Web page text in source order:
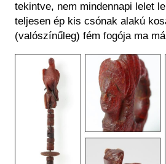
tekintve, nem mindennapi lelet
teljesen ép kis csónak alakú
(valószínűleg) fém fogója ma